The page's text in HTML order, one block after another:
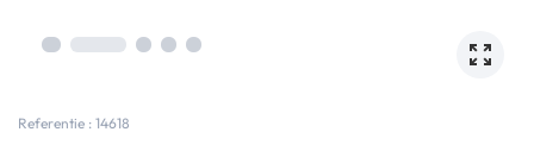
Referentie : 14618